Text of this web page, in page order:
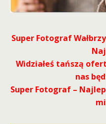
Super Fotograf
Widziałeś tańszą
nas
Super Fotograf –